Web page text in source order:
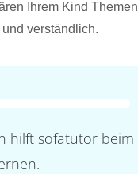
Ihrem Kind Themen
verständlich.
hilft sofatutor beim